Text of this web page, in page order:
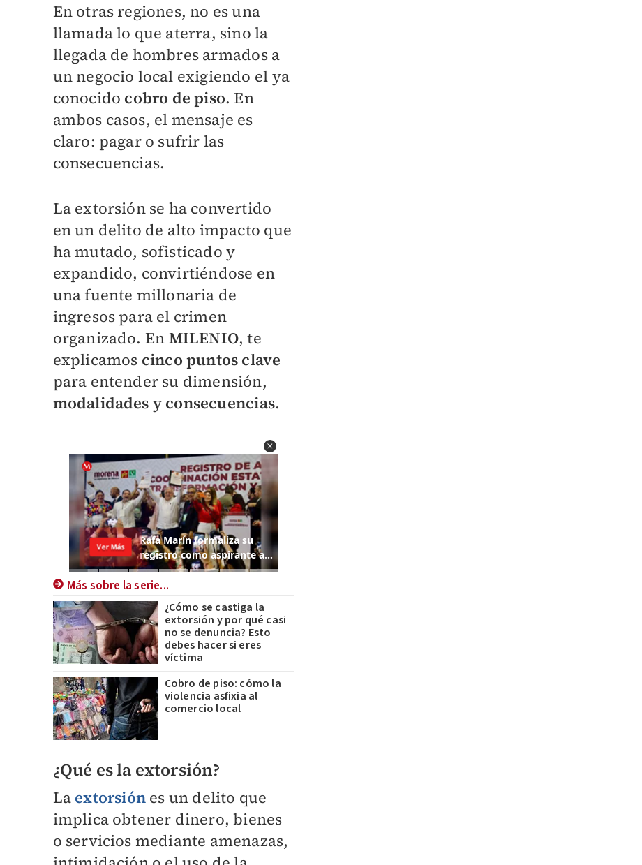
En otras regiones, no es una
llamada lo que aterra, sino la
llegada de hombres armados a
un negocio local exigiendo el ya
conocido cobro de piso. En
ambos casos, el mensaje es
claro: pagar o sufrir las
consecuencias.
La extorsión se ha convertido
en un delito de alto impacto que
ha mutado, sofisticado y
expandido, convirtiéndose en
una fuente millonaria de
ingresos para el crimen
organizado. En MILENIO, te
explicamos cinco puntos clave
para entender su dimensión,
modalidades y consecuencias.
Más sobre la serie...
¿Cómo se castiga la
extorsión y por qué casi
no se denuncia? Esto
debes hacer si eres
víctima
Cobro de piso: cómo la
violencia asfixia al
comercio local
¿Qué es la extorsión?
La extorsión es un delito que
implica obtener dinero, bienes
o servicios mediante amenazas,